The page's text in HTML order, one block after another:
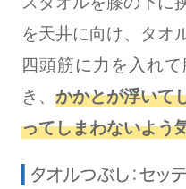
を天井に向け、タオ
四頭筋に力を入れ
き、かかとが浮いて
ってしまわないよう